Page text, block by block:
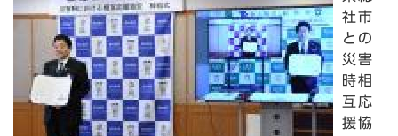
社市
との
災害
時相
互応
援協